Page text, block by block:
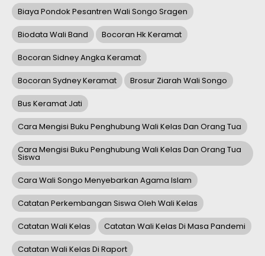
Biaya Pondok Pesantren Wali Songo Sragen
Biodata Wali Band Bocoran Hk Keramat
Bocoran Sidney Angka Keramat
Bocoran Sydney Keramat Brosur Ziarah Wali Songo
Bus Keramat Jati
Cara Mengisi Buku Penghubung Wali Kelas Dan Orang Tua
Cara Mengisi Buku Penghubung Wali Kelas Dan Orang Tua
Siswa
Cara Wali Songo Menyebarkan Agama Islam
Catatan Perkembangan Siswa Oleh Wali Kelas
Catatan Wali Kelas Catatan Wali Kelas Di Masa Pandemi
Catatan Wali Kelas Di Raport